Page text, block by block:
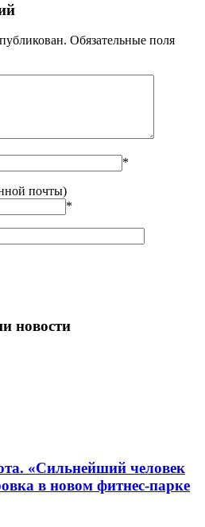
Обязательные поля
*
почты)
*
новости
«Сильнейший человек
в новом фитнес-парке